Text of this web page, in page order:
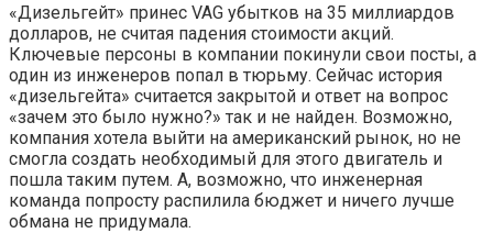
«Дизельгейт» принес VAG убытков на 35 миллиардов
долларов, не считая падения стоимости акций.
Ключевые персоны в компании покинули свои посты, а
один из инженеров попал в тюрьму. Сейчас история
«дизельгейта» считается закрытой и ответ на вопрос
«зачем это было нужно?» так и не найден. Возможно,
компания хотела выйти на американский рынок, но не
смогла создать необходимый для этого двигатель и
пошла таким путем. А, возможно, что инженерная
команда попросту распилила бюджет и ничего лучше
обмана не придумала.